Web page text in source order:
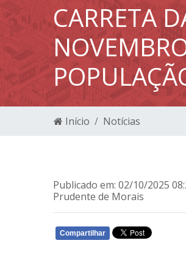
CARRETA
Início Notícias
Publicado em: 02/10/2025
Prudente de Morais
Compartilhar